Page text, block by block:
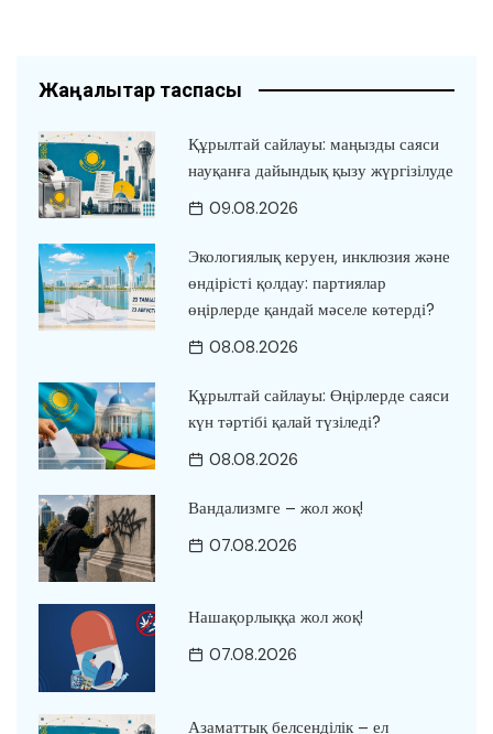
Жаңалықтар таспасы
Құрылтай сайлауы: маңызды саяси
науқанға дайындық қызу жүргізілуде
09.08.2026
Экологиялық керуен, инклюзия және
өндірісті қолдау: партиялар
өңірлерде қандай мәселе көтерді?
08.08.2026
Құрылтай сайлауы: Өңірлерде саяси
күн тәртібі қалай түзіледі?
08.08.2026
Вандализмге – жол жоқ!
07.08.2026
Нашақорлыққа жол жоқ!
07.08.2026
Азаматтық белсенділік – ел